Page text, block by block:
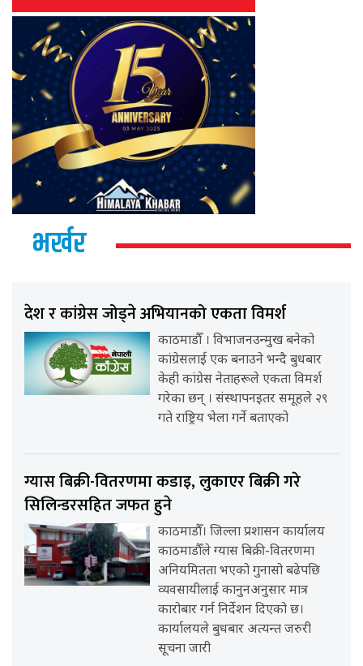
भर्खर
देश र कांग्रेस जोड्ने अभियानको एकता विमर्श
काठमाडौँ । विभाजनउन्मुख बनेको
कांग्रेसलाई एक बनाउने भन्दै बुधबार
केही कांग्रेस नेताहरूले एकता विमर्श
गरेका छन् । संस्थापनइतर समूहले २९
गते राष्ट्रिय भेला गर्ने बताएको
ग्यास बिक्री-वितरणमा कडाइ, लुकाएर बिक्री गरे
सिलिन्डरसहित जफत हुने
काठमाडौँ। जिल्ला प्रशासन कार्यालय
काठमाडौँले ग्यास बिक्री-वितरणमा
अनियमितता भएको गुनासो बढेपछि
व्यवसायीलाई कानुनअनुसार मात्र
कारोबार गर्न निर्देशन दिएको छ।
कार्यालयले बुधबार अत्यन्त जरुरी
सूचना जारी